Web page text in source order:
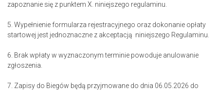
zapoznanie się z punktem X. niniejszego regulaminu.
5. Wypełnienie formularza rejestracyjnego oraz dokonanie opłaty
startowej jest jednoznaczne z akceptacją niniejszego Regulaminu.
6. Brak wpłaty w wyznaczonym terminie powoduje anulowanie
zgłoszenia.
7. Zapisy do Biegów będą przyjmowane do dnia 06.05.2026 do